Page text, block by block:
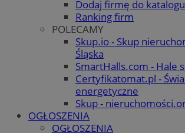
Dodaj firmę do katalogu
Ranking firm
POLECAMY
Skup.io - Skup
Śląska
SmartHalls.com - Hale
Certyfikatomat.pl -
energetyczne
Skup -
OGŁOSZENIA
OGŁOSZENIA